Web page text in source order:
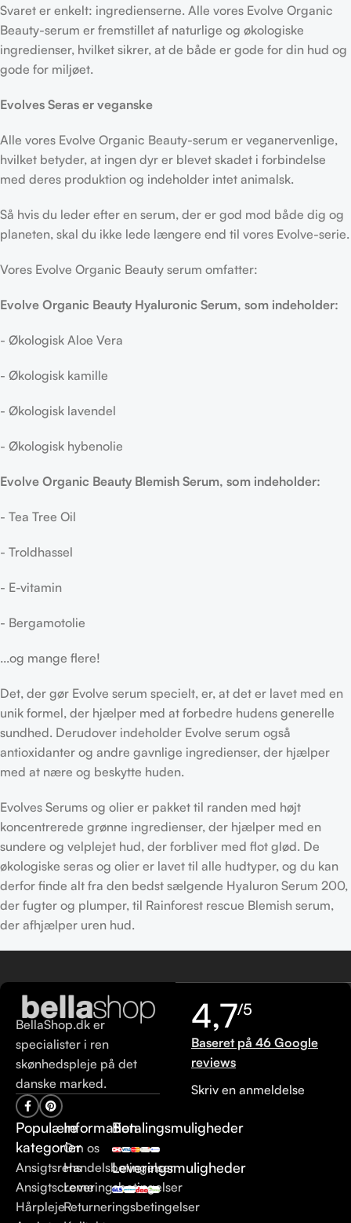
Svaret er enkelt: ingredienserne. Alle vores Evolve Organic
Beauty-serum er fremstillet af naturlige og økologiske
ingredienser, hvilket sikrer, at de både er gode for din hud og
gode for miljøet.
Evolves Seras er veganske
Alle vores Evolve Organic Beauty-serum er veganervenlige,
hvilket betyder, at ingen dyr er blevet skadet i forbindelse
med deres produktion og indeholder intet animalsk.
Så hvis du leder efter en serum, der er god mod både dig og
planeten, skal du ikke lede længere end til vores Evolve-serie.
Vores Evolve Organic Beauty serum omfatter:
Evolve Organic Beauty Hyaluronic Serum, som indeholder:
- Økologisk Aloe Vera
- Økologisk kamille
- Økologisk lavendel
- Økologisk hybenolie
Evolve Organic Beauty Blemish Serum, som indeholder:
- Tea Tree Oil
- Troldhassel
- E-vitamin
- Bergamotolie
...og mange flere!
Det, der gør Evolve serum specielt, er, at det er lavet med en
unik formel, der hjælper med at forbedre hudens generelle
sundhed. Derudover indeholder Evolve serum også
antioxidanter og andre gavnlige ingredienser, der hjælper
med at nære og beskytte huden.
Evolves Serums og olier er pakket til randen med højt
koncentrerede grønne ingredienser, der hjælper med en
sundere og velplejet hud, der forbliver med flot glød. De
økologiske seras og olier er lavet til alle hudtyper, og du kan
derfor finde alt fra den bedst sælgende Hyaluron Serum 200,
der fugter og plumper, til Rainforest rescue Blemish serum,
der afhjælper uren hud.
BellaShop.dk er
specialister i ren
skønhedspleje på det
danske marked.
Populære
kategorier
Ansigtsrens
Ansigtscreme
Hårpleje
Information
Om os
Handelsbetingelser
Leveringsbetingelser
Returneringsbetingelser
Betalingsmuligheder
Leveringsmuligheder
4,7/5
Baseret på 46 Google
reviews
Skriv en anmeldelse